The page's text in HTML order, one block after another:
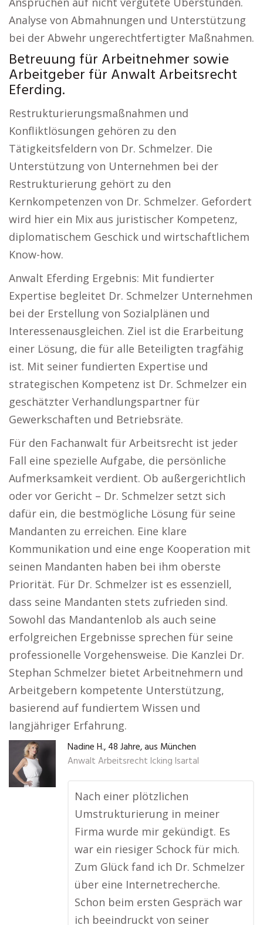
Analyse von Abmahnungen und Unterstützung
bei der Abwehr ungerechtfertigter Maßnahmen.
Betreuung für Arbeitnehmer sowie
Arbeitgeber für Anwalt Arbeitsrecht
Eferding.
Restrukturierungsmaßnahmen und
Konfliktlösungen gehören zu den
Tätigkeitsfeldern von Dr. Schmelzer. Die
Unterstützung von Unternehmen bei der
Restrukturierung gehört zu den
Kernkompetenzen von Dr. Schmelzer. Gefordert
wird hier ein Mix aus juristischer Kompetenz,
diplomatischem Geschick und wirtschaftlichem
Know-how.
Anwalt Eferding Ergebnis: Mit fundierter
Expertise begleitet Dr. Schmelzer Unternehmen
bei der Erstellung von Sozialplänen und
Interessenausgleichen. Ziel ist die Erarbeitung
einer Lösung, die für alle Beteiligten tragfähig
ist. Mit seiner fundierten Expertise und
strategischen Kompetenz ist Dr. Schmelzer ein
geschätzter Verhandlungspartner für
Gewerkschaften und Betriebsräte.
Für den Fachanwalt für Arbeitsrecht ist jeder
Fall eine spezielle Aufgabe, die persönliche
Aufmerksamkeit verdient. Ob außergerichtlich
oder vor Gericht – Dr. Schmelzer setzt sich
dafür ein, die bestmögliche Lösung für seine
Mandanten zu erreichen. Eine klare
Kommunikation und eine enge Kooperation mit
seinen Mandanten haben bei ihm oberste
Priorität. Für Dr. Schmelzer ist es essenziell,
dass seine Mandanten stets zufrieden sind.
Sowohl das Mandantenlob als auch seine
erfolgreichen Ergebnisse sprechen für seine
professionelle Vorgehensweise. Die Kanzlei Dr.
Stephan Schmelzer bietet Arbeitnehmern und
Arbeitgebern kompetente Unterstützung,
basierend auf fundiertem Wissen und
langjähriger Erfahrung.
Nadine H., 48 Jahre, aus München
Anwalt Arbeitsrecht Icking Isartal
Nach einer plötzlichen
Umstrukturierung in meiner
Firma wurde mir gekündigt. Es
war ein riesiger Schock für mich.
Zum Glück fand ich Dr. Schmelzer
über eine Internetrecherche.
Schon beim ersten Gespräch war
ich beeindruckt von seiner